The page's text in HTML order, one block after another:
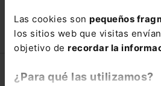
Las cookies son pequeños
los sitios web que visitas
objetivo de recordar la
¿Para qué las utilizamos?
Corporativo